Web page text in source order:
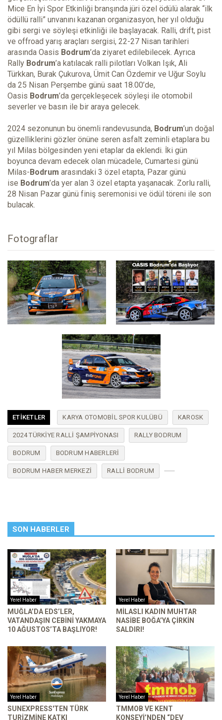
Mice En İyi Spor Etkinliği branşında jüri özel ödülü alarak “ilk
ödüllü ralli” unvanını kazanan organizasyon, her yıl olduğu
gibi sergi ve söyleşi etkinliği ile başlayacak. Ralli, drift, pist
ve offroad yarış araçları sergisi, 22-27 Nisan tarihleri
arasında Oasis Bodrum’da ziyaret edilebilecek. Ayrıca
Rally Bodrum’a katılacak ralli pilotları Volkan Işık, Ali
Türkkan, Burak Çukurova, Ümit Can Özdemir ve Uğur Soylu
da 25 Nisan Perşembe günü saat 18.00’de,
Oasis Bodrum’da gerçekleşecek söyleşi ile otomobil
severler ve basın ile bir araya gelecek.
2024 sezonunun bu önemli randevusunda, Bodrum’un doğal
güzelliklerini gözler önüne seren asfalt zeminli etaplara bu
yıl Milas bölgesinden yeni etaplar da eklendi. İki gün
boyunca devam edecek olan mücadele, Cumartesi günü
Milas-Bodrum arasındaki 3 özel etapta, Pazar günü
ise Bodrum’da yer alan 3 özel etapta yaşanacak. Zorlu ralli,
28 Nisan Pazar günü finiş seremonisi ve ödül töreni ile son
bulacak.
Fotograflar
ETIKETLER KARYA OTOMOBIL SPOR KULÜBÜ KAROSK
2024 TÜRKIYE RALLI ŞAMPIYONASI RALLY BODRUM
BODRUM BODRUM HABERLERI
BODRUM HABER MERKEZI RALLI BODRUM
SON HABERLER
Yerel Haber
MUĞLA’DA EDS’LER,
VATANDAŞIN CEBINI YAKMAYA
10 AĞUSTOS’TA BAŞLIYOR!
Yerel Haber
MILASLI KADIN MUHTAR
NASIBE BOĞA’YA ÇIRKIN
SALDIRI!
Yerel Haber
SUNEXPRESS'TEN TÜRK
TURIZMINE KATKI
Yerel Haber
TMMOB VE KENT
KONSEYI’NDEN “DEV